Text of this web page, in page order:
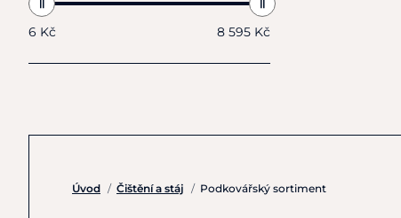
6 Kč 8 595 Kč
Úvod / Čištění a stáj / Podkovářský sortiment